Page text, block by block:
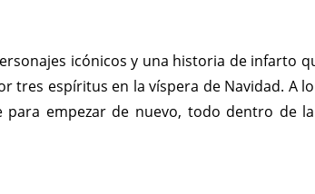
icónicos y una historia de infarto
tres espíritus en la víspera de Navidad. A
empezar de nuevo, todo dentro de